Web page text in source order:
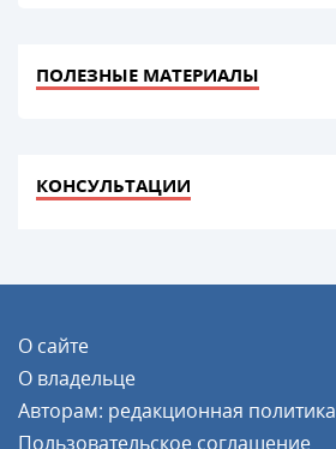
ПОЛЕЗНЫЕ МАТЕРИАЛЫ
КОНСУЛЬТАЦИИ
О сайте
О владельце
Авторам: редакционная политика
Пользовательское соглашение